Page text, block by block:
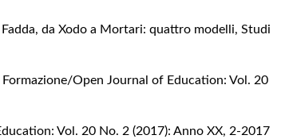
Fadda, da Xodo a Mortari: quattro modelli,Studi
Open Journal of Education: Vol. 20
Vol. 20 No. 2 (2017): Anno XX, 2-2017